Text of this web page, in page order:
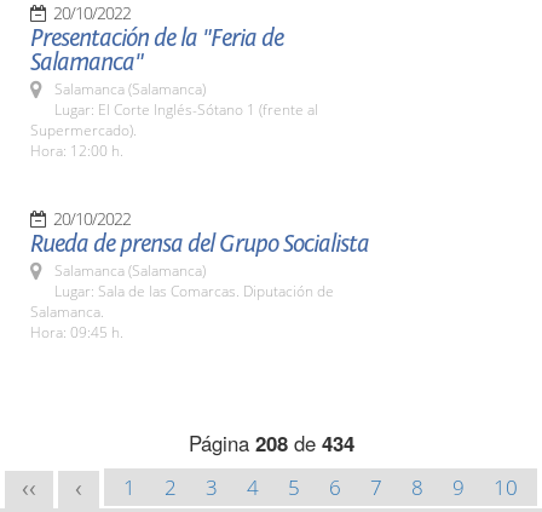
20/10/2022
Presentación de la "Feria de
Salamanca"
Salamanca (Salamanca)
Lugar: El Corte Inglés-Sótano 1 (frente al
Supermercado).
Hora: 12:00 h.
20/10/2022
Rueda de prensa del Grupo Socialista
Salamanca (Salamanca)
Lugar: Sala de las Comarcas. Diputación de
Salamanca.
Hora: 09:45 h.
Página 208de 434
<< < 1 2 3 4 5 6 7 8 9
10